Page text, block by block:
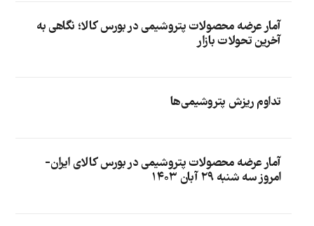
آمار عرضه محصولات پتروشیمی در بورس کالا؛ نگاهی به
آخرین تحولات بازار
تداوم ریزش پتروشیمی‌ها
آمار عرضه محصولات پتروشیمی در بورس کالای ایران-
امروز سه شنبه ۲۹ آبان ۱۴۰۳